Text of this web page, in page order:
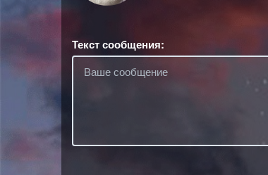
Текст сообщения: